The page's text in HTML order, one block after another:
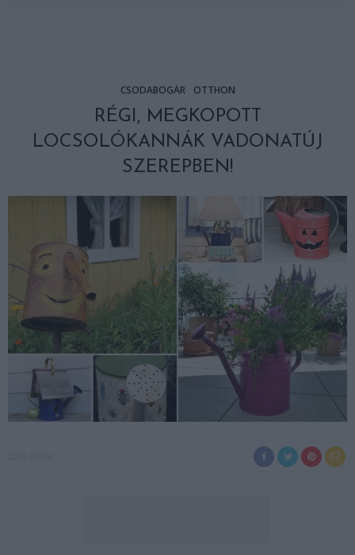
CSODABOGÁR OTTHON
RÉGI, MEGKOPOTT
LOCSOLÓKANNÁK VADONATÚJ
SZEREPBEN!